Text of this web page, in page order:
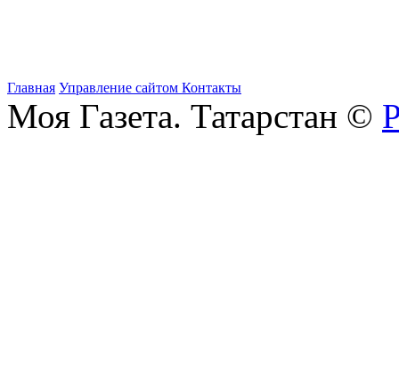
Главная Управление сайтом Контакты
Моя Газета. Татарстан ©